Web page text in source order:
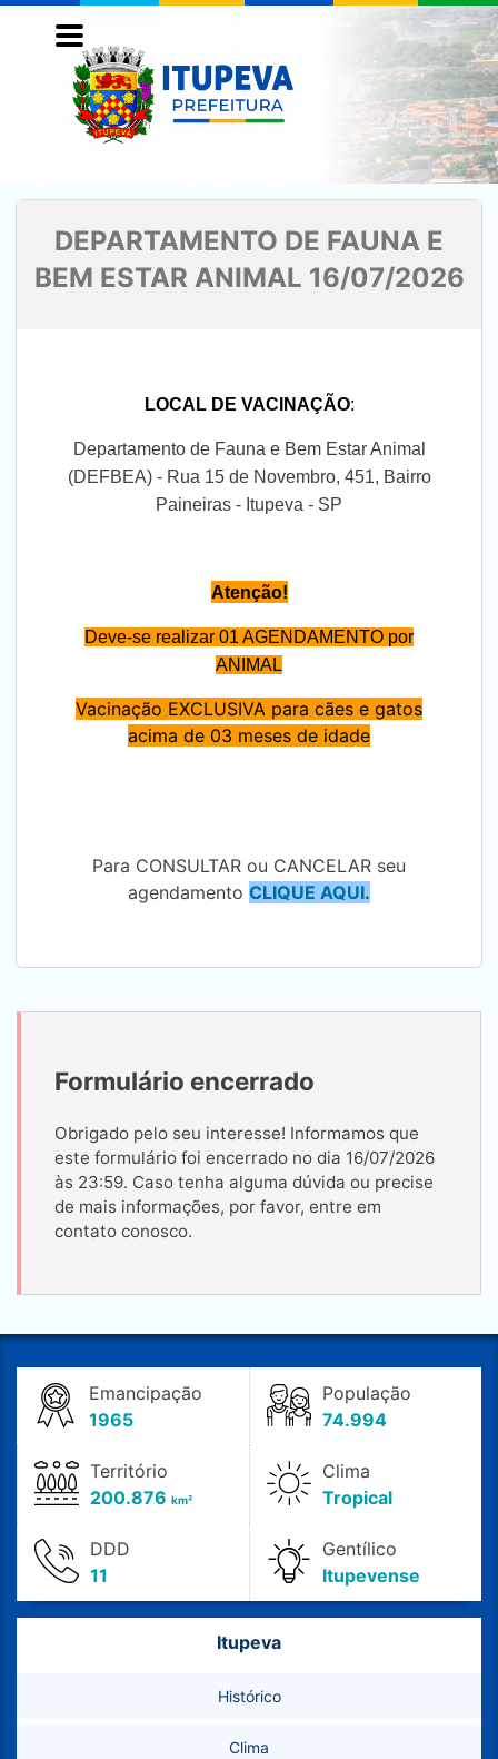
DEPARTAMENTO DE FAUNA E
BEM ESTAR ANIMAL 16/07/2026
LOCAL DE VACINAÇÃO:
Departamento de Fauna e Bem Estar Animal
(DEFBEA) - Rua 15 de Novembro, 451, Bairro
Paineiras - Itupeva - SP
Atenção!
Deve-se realizar 01 AGENDAMENTO por
ANIMAL
Vacinação EXCLUSIVA para cães e gatos
acima de 03 meses de idade
Para CONSULTAR ou CANCELAR seu
agendamento CLIQUE AQUI.
Formulário encerrado
Obrigado pelo seu interesse! Informamos que
este formulário foi encerrado no dia 16/07/2026
às 23:59. Caso tenha alguma dúvida ou precise
de mais informações, por favor, entre em
contato conosco.
Emancipação
1965
População
74.994
Território
200.876 km²
Clima
Tropical
DDD
11
Gentílico
Itupevense
Itupeva
Histórico
Clima